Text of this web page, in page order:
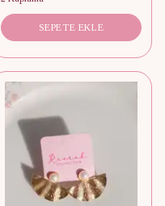
SEPETE EKLE